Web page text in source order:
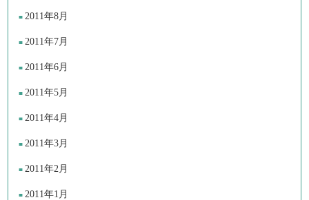
2011年8月
2011年7月
2011年6月
2011年5月
2011年4月
2011年3月
2011年2月
2011年1月